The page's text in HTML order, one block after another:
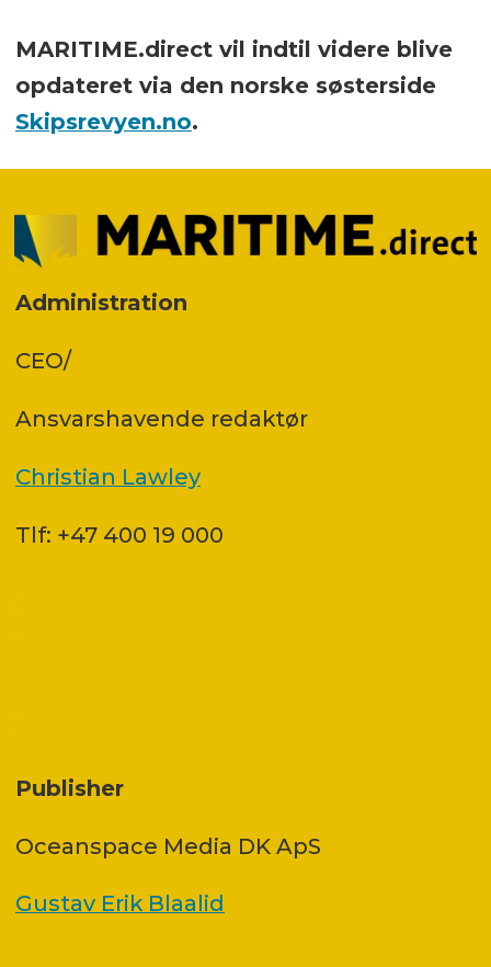
MARITIME.direct vil indtil videre blive
opdateret via den norske søsterside
Skipsrevyen.no.
Administration
CEO/
Ansvars­havende redaktør
Christian Lawley
Tlf: +47 400 19 000
Publisher
Oceanspace Media DK ApS
Gustav Erik Blaalid